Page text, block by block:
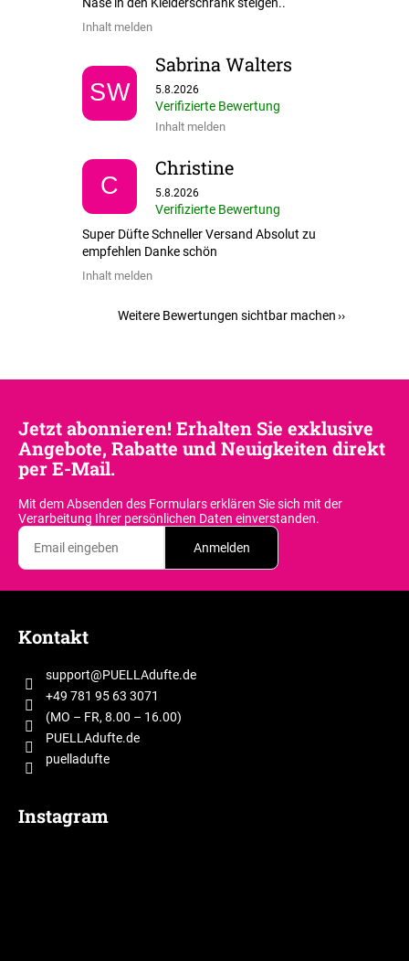
Inhalt melden
SW
Sabrina Walters
Die Shop-Bewertung beträgt 5 von 5 Sternen.
5.8.2026
Verifizierte Bewertung
Inhalt melden
C
Christine
Die Shop-Bewertung beträgt 5 von 5 Sternen.
5.8.2026
Verifizierte Bewertung
Super Düfte Schneller Versand Absolut zu
empfehlen Danke schön
Inhalt melden
Weitere Bewertungen sichtbar machen
Jetzt abonnieren! Erhalten Sie exklusive
Angebote, Rabatte und Neuigkeiten direkt
per E-Mail.
Mit dem Absenden des Formulars erklären Sie sich mit der
Verarbeitung Ihrer persönlichen Daten einverstanden.
Anmelden
Kontakt
support@PUELLAdufte.de
+49 781 95 63 3071
(MO – FR, 8.00 – 16.00)
PUELLAdufte.de
puelladufte
Instagram